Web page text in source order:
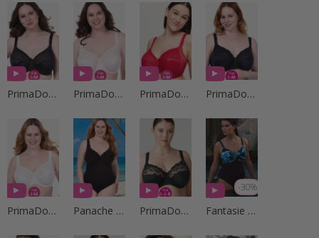
PrimaDonna Lingerie PrimaDonna Lingerie PrimaDonna Lingerie PrimaDonna Lingerie
PrimaDonna Lingerie Panache Swim PrimaDonna Lingerie
-30%
Fantasie Swim